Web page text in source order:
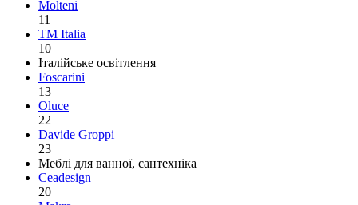
Molteni
11
TM Italia
10
Італійське освітлення
Foscarini
13
Oluce
22
Davide Groppi
23
Меблі для ванної, сантехніка
Ceadesign
20